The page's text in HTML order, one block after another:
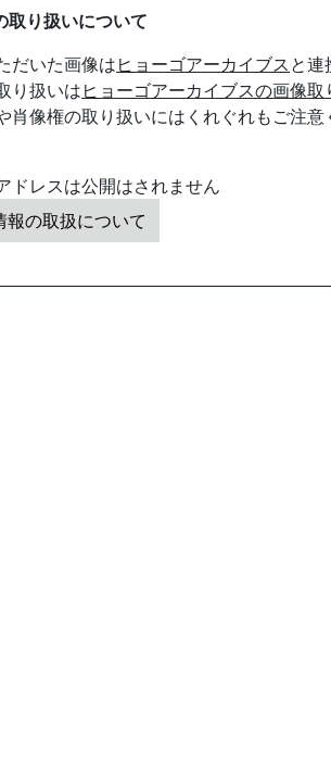
取り扱いについて
だいた画像は ヒョーゴアーカイブス と連
り扱いは ヒョーゴアーカイブスの画像取
肖像権の取り扱いにはくれぐれもご注意
ドレスは公開はされません
報の取扱について